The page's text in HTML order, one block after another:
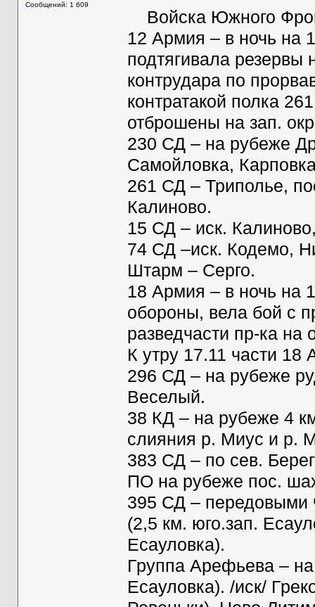
Сообщений: 1 609
Войска Южного
12 Армия – в ночь на
подтягивала
контрудара по
контратакой полка
отброшены на зап.
230 СД – на рубеже
Самойловка,
261 СД – Триполье,
Калиново.
15 СД – иск.
74 СД –иск. Кодемо,
Штарм – Серго.
18 Армия – в ночь на
обороны, вела бой с
разведчасти пр-ка на
К утру 17.11 части 18
296 СД – на рубеже
Веселый.
38 КД – на рубеже 4
слияния р. Миус и р.
383 СД – по сев.
ПО на рубеже пос.
395 СД – передовыми
(2,5 км. юго.зап.
Есауловка).
Группа Арефьева –
Есауловка). /иск/